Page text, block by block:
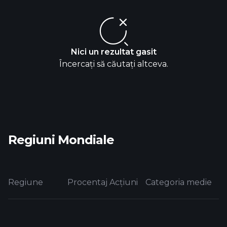
Nici un rezultat gasit
Încercați să căutați altceva.
Regiuni Mondiale
Regiune Procentaj Acțiuni Categoria medie